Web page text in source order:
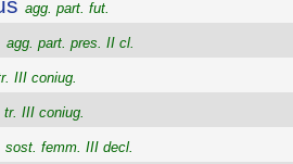
agg. part. fut.
agg. part. pres. II cl.
III coniug.
tr. III coniug.
sost. femm. III decl.